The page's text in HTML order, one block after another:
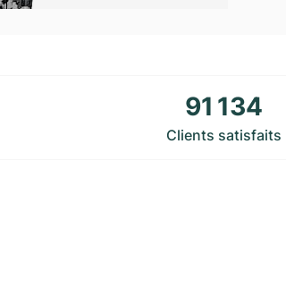
91 134
Clients satisfaits